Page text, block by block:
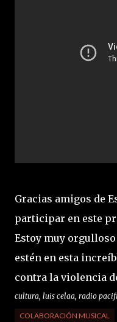
Gracias amigos de
participar en este
Estoy muy
estén en esta
contra la violencia
cultura, luis celaa, radio
COLABORACIÓN MUSICAL